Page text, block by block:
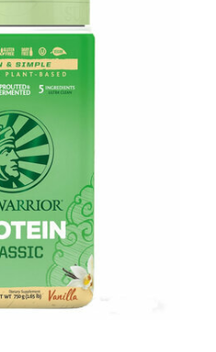
DOUCEUR ET INTENSITÉ
de caramel pour un
de concentration avant le
sans pic de glycémie,
la matinée et un allié parfait
le plaisir d’un vrai café
affamé.
Glacé Protéiné
PROTÉINÉ